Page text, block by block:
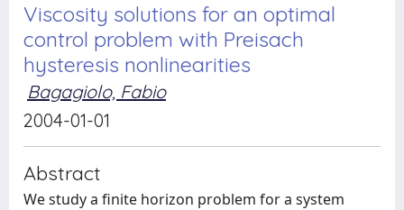
Viscosity solutions for an optimal
control problem with Preisach
hysteresis nonlinearities
Bagagiolo, Fabio
2004-01-01
Abstract
We study a finite horizon problem for a system